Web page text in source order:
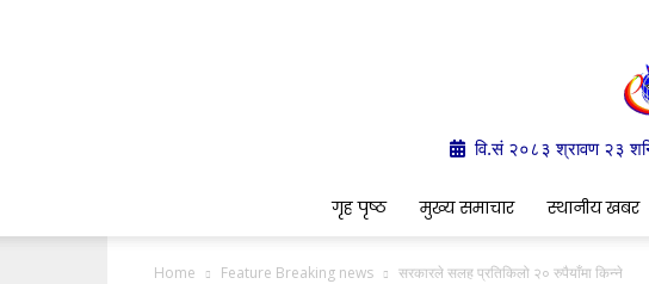
वि.सं २०८३ श्रावण २३
गृह पृष्ठ मुख्य समाचार स्थानीय खबर
Home Feature Breaking news सरकारले सलह प्रतिकिलो २० रुपैयाँमा किन्ने